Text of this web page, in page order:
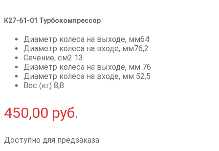
К27-61-01 Турбокомпрессор
Диаметр колеса на выходе, мм64
Диаметр колеса на входе, мм76,2
Сечение, см2 13
Диаметр колеса на выходе, мм 76
Диаметр колеса на входе, мм 52,5
Вес (кг) 8,8
450,00 руб.
Доступно для предзаказа